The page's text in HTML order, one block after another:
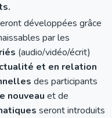
développées grâce
par les
(audio/vidéo/écrit)
et en relation
des participants
nouveau et de
seront introduits